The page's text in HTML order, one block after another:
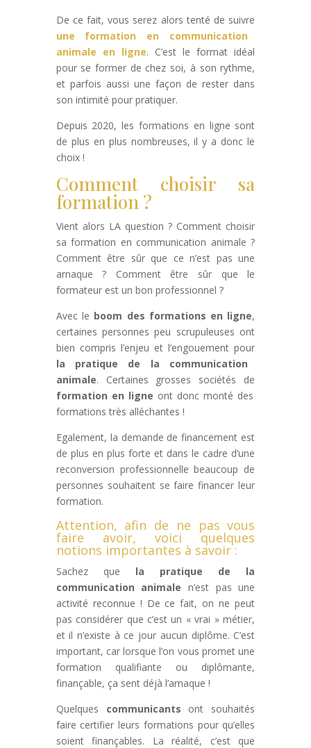
De ce fait, vous serez alors tenté de suivre
une formation en communication
animale en ligne. C’est le format idéal
pour se former de chez soi, à son rythme,
et parfois aussi une façon de rester dans
son intimité pour pratiquer.
Depuis 2020, les formations en ligne sont
de plus en plus nombreuses, il y a donc le
choix !
Comment choisir sa
formation ?
Vient alors LA question ? Comment choisir
sa formation en communication animale ?
Comment être sûr que ce n’est pas une
arnaque ? Comment être sûr que le
formateur est un bon professionnel ?
Avec le boom des formations en ligne,
certaines personnes peu scrupuleuses ont
bien compris l’enjeu et l’engouement pour
la pratique de la communication
animale. Certaines grosses sociétés de
formation en ligne ont donc monté des
formations très alléchantes !
Egalement, la demande de financement est
de plus en plus forte et dans le cadre d’une
reconversion professionnelle beaucoup de
personnes souhaitent se faire financer leur
formation.
Attention, afin de ne pas vous
faire avoir, voici quelques
notions importantes à savoir :
Sachez que la pratique de la
communication animale n’est pas une
activité reconnue ! De ce fait, on ne peut
pas considérer que c’est un « vrai » métier,
et il n’existe à ce jour aucun diplôme. C’est
important, car lorsque l’on vous promet une
formation qualifiante ou diplômante,
finançable, ça sent déjà l’arnaque !
Quelques communicants ont souhaités
faire certifier leurs formations pour qu’elles
soient finançables. La réalité, c’est que